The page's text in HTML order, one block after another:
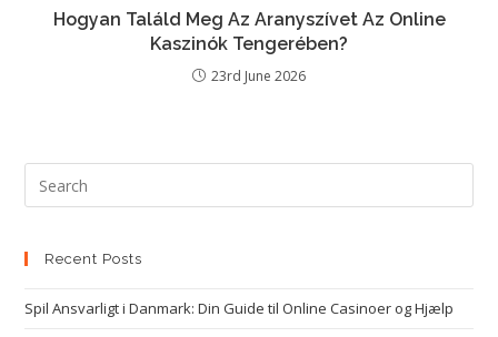
Hogyan Találd Meg Az Aranyszívet Az Online
Kaszinók Tengerében?
23rd June 2026
Recent Posts
Spil Ansvarligt i Danmark: Din Guide til Online Casinoer og Hjælp